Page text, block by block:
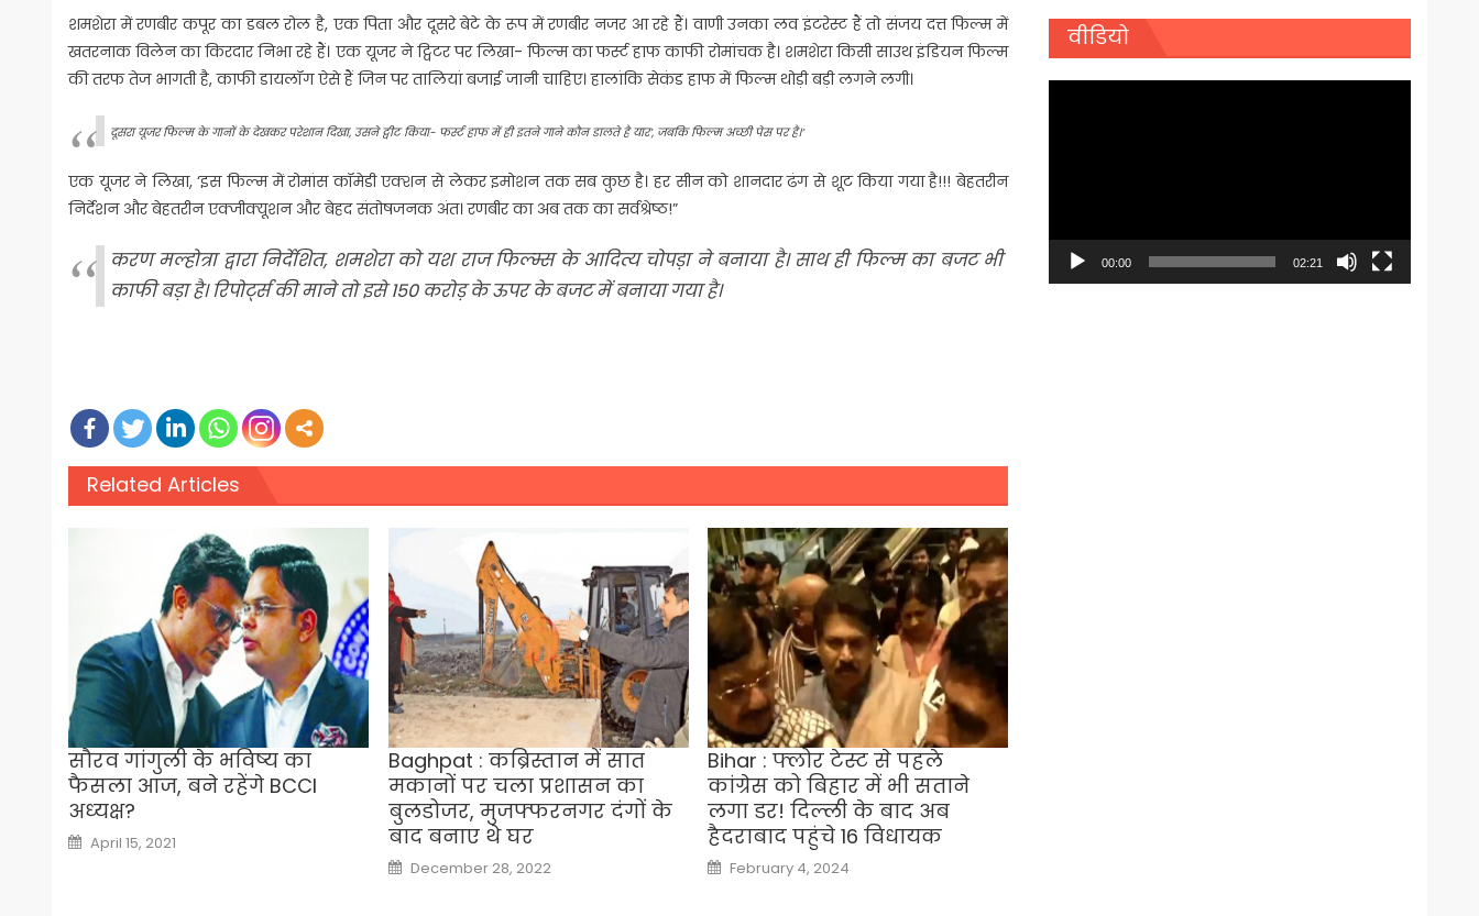
शमशेरा में रणबीर कपूर का डबल रोल है, एक पिता और दूसरे बेटे के रूप में रणबीर नजर आ रहे हैं। वाणी उनका लव इंटरेस्ट हैं तो संजय दत्त फिल्म में
खतरनाक विलेन का किरदार निभा रहे हैं। एक यूजर ने ट्विटर पर लिखा- फिल्म का फर्स्ट हाफ काफी रोमांचक है। शमशेरा किसी साउथ इंडियन फिल्म
की तरफ तेज भागती है, काफी डायलॉग ऐसे हैं जिन पर तालियां बजाई जानी चाहिए। हालांकि सेकंड हाफ में फिल्म थोड़ी बड़ी लगने लगी।
दूसरा यूजर फिल्म के गानों के देखकर परेशान दिखा, उसने ट्वीट किया- फर्स्ट हाफ में ही इतने गाने कौन डालते है यार’, जबकि फिल्म अच्छी पेस पर है।’
एक यूजर ने लिखा, ‘इस फिल्म में रोमांस कॉमेडी एक्शन से लेकर इमोशन तक सब कुछ है। हर सीन को शानदार ढंग से शूट किया गया है!!! बेहतरीन
निर्देशन और बेहतरीन एक्जीक्यूशन और बेहद संतोषजनक अंत। रणबीर का अब तक का सर्वश्रेष्ठ!”
करण मल्होत्रा ​​द्वारा निर्देशित, शमशेरा को यश राज फिल्म्स के आदित्य चोपड़ा ने बनाया है। साथ ही फिल्म का बजट भी
काफी बड़ा है। रिपोर्ट्स की माने तो इसे 150 करोड़ के ऊपर के बजट में बनाया गया है।
Related Articles
सौरव गांगुली के भविष्‍य का
फैसला आज, बने रहेंगे BCCI
अध्‍यक्ष?
Posted
on
April 15, 2021
Baghpat : कब्रिस्तान में सात
मकानों पर चला प्रशासन का
बुलडोजर, मुजफ्फरनगर दंगों के
बाद बनाए थे घर
Posted
on
December 28, 2022
Bihar : फ्लोर टेस्ट से पहले
कांग्रेस को बिहार में भी सताने
लगा डर! दिल्ली के बाद अब
हैदराबाद पहुंचे 16 विधायक
Posted
on
February 4, 2024
वीडियो
00:00 02:21